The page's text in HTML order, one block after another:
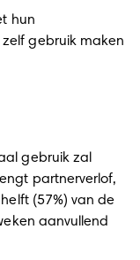
hun
gebruik maken
gebruik zal
partnerverlof,
(57%) van de
aanvullend